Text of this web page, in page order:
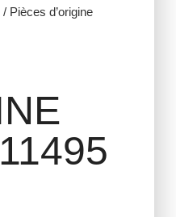
/ Pièces d’origine